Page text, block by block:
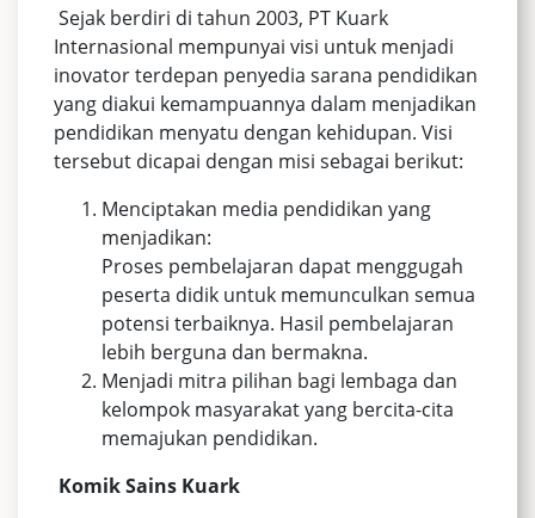
Sejak berdiri di tahun 2003, PT Kuark
Internasional mempunyai visi untuk menjadi
inovator terdepan penyedia sarana pendidikan
yang diakui kemampuannya dalam menjadikan
pendidikan menyatu dengan kehidupan. Visi
tersebut dicapai dengan misi sebagai berikut:
Menciptakan media pendidikan yang
menjadikan:
Proses pembelajaran dapat menggugah
peserta didik untuk memunculkan semua
potensi terbaiknya. Hasil pembelajaran
lebih berguna dan bermakna.
Menjadi mitra pilihan bagi lembaga dan
kelompok masyarakat yang bercita-cita
memajukan pendidikan.
Komik Sains Kuark